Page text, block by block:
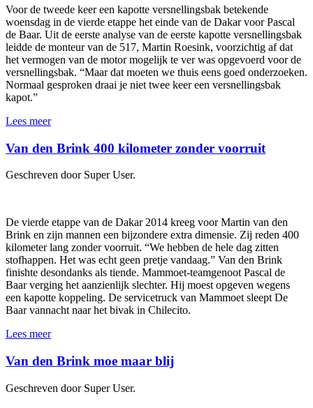
Voor de tweede keer een kapotte versnellingsbak betekende
woensdag in de vierde etappe het einde van de Dakar voor Pascal
de Baar. Uit de eerste analyse van de eerste kapotte versnellingsbak
leidde de monteur van de 517, Martin Roesink, voorzichtig af dat
het vermogen van de motor mogelijk te ver was opgevoerd voor de
versnellingsbak. “Maar dat moeten we thuis eens goed onderzoeken.
Normaal gesproken draai je niet twee keer een versnellingsbak
kapot.”
Lees meer
Van den Brink 400 kilometer zonder voorruit
Geschreven door Super User.
De vierde etappe van de Dakar 2014 kreeg voor Martin van den
Brink en zijn mannen een bijzondere extra dimensie. Zij reden 400
kilometer lang zonder voorruit. “We hebben de hele dag zitten
stofhappen. Het was echt geen pretje vandaag.” Van den Brink
finishte desondanks als tiende. Mammoet-teamgenoot Pascal de
Baar verging het aanzienlijk slechter. Hij moest opgeven wegens
een kapotte koppeling. De servicetruck van Mammoet sleept De
Baar vannacht naar het bivak in Chilecito.
Lees meer
Van den Brink moe maar blij
Geschreven door Super User.